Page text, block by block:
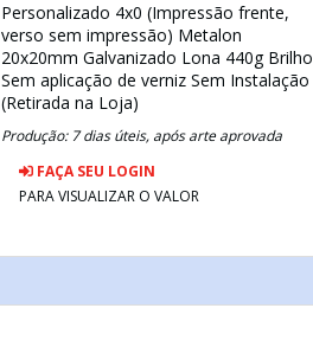
Personalizado 4x0 (Impressão frente,
verso sem impressão) Metalon
20x20mm Galvanizado Lona 440g Brilho
Sem aplicação de verniz Sem Instalação
(Retirada na Loja)
Produção: 7 dias úteis, após arte aprovada
FAÇA SEU LOGIN
PARA VISUALIZAR O VALOR